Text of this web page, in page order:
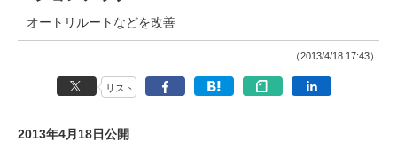
オートリルートなどを改善
（2013/4/18 17:43）
リスト
2013年4月18日公開